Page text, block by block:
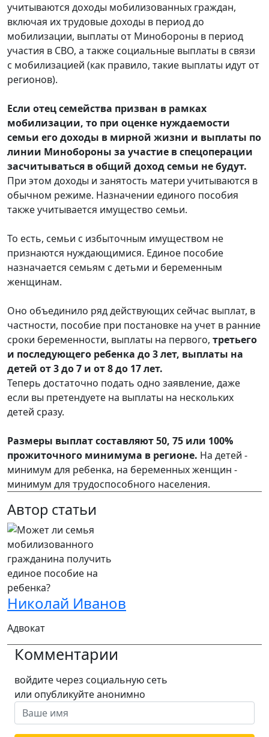
учитываются доходы мобилизованных граждан,
включая их трудовые доходы в период до
мобилизации, выплаты от Минобороны в период
участия в СВО, а также социальные выплаты в связи
с мобилизацией (как правило, такие выплаты идут от
регионов).
Если отец семейства призван в рамках
мобилизации, то при оценке нуждаемости
семьи его доходы в мирной жизни и выплаты по
линии Минобороны за участие в спецоперации
засчитываться в общий доход семьи не будут.
При этом доходы и занятость матери учитываются в
обычном режиме. Назначении единого пособия
также учитывается имущество семьи.
То есть, семьи с избыточным имуществом не
признаются нуждающимися. Единое пособие
назначается семьям с детьми и беременным
женщинам.
Оно объединило ряд действующих сейчас выплат, в
частности, пособие при постановке на учет в ранние
сроки беременности, выплаты на первого, третьего
и последующего ребенка до 3 лет, выплаты на
детей от 3 до 7 и от 8 до 17 лет.
Теперь достаточно подать одно заявление, даже
если вы претендуете на выплаты на нескольких
детей сразу.
Размеры выплат составляют 50, 75 или 100%
прожиточного минимума в регионе. На детей -
минимум для ребенка, на беременных женщин -
минимум для трудоспособного населения.
Автор статьи
Николай Иванов
Адвокат
Комментарии
войдите через социальную сеть
или опубликуйте анонимно